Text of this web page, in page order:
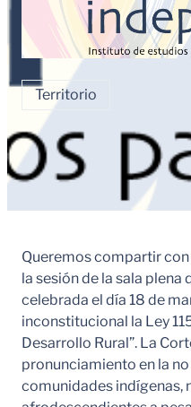
Territorio
Queremos compartir
la sesión de la sala
celebrada el día 18 de
inconstitucional la Ley
Desarrollo Rural”. La
pronunciamiento en la
comunidades indígenas,